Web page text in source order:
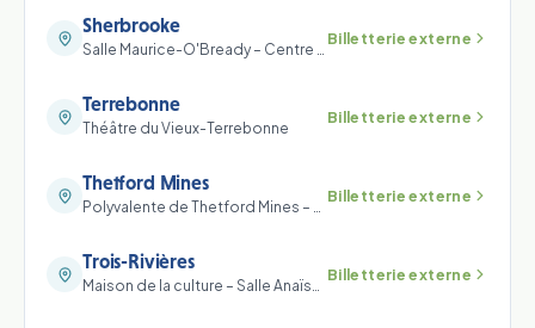
Sherbrooke
Salle Maurice-O'Bready – Centre culturel de l'Université de Sherbrooke
Billetterie externe
Terrebonne
Théâtre du Vieux-Terrebonne
Billetterie externe
Thetford Mines
Polyvalente de Thetford Mines – Salle Dussault (TRAM)
Billetterie externe
Trois-Rivières
Maison de la culture – Salle Anaïs-Allard-Rousseau (Culture3R)
Billetterie externe